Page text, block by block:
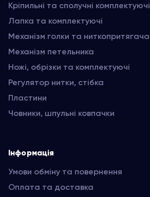
Кріпильні та сполучні комплектуючі
Лапка та комплектуючі
Механізм голки та ниткопритягача
Механізм петельника
Ножі, обрізки та комплектуючі
Регулятор нитки, стібка
Пластини
Човники, шпульні ковпачки
Інформація
Умови обміну та повернення
Оплата та доставка